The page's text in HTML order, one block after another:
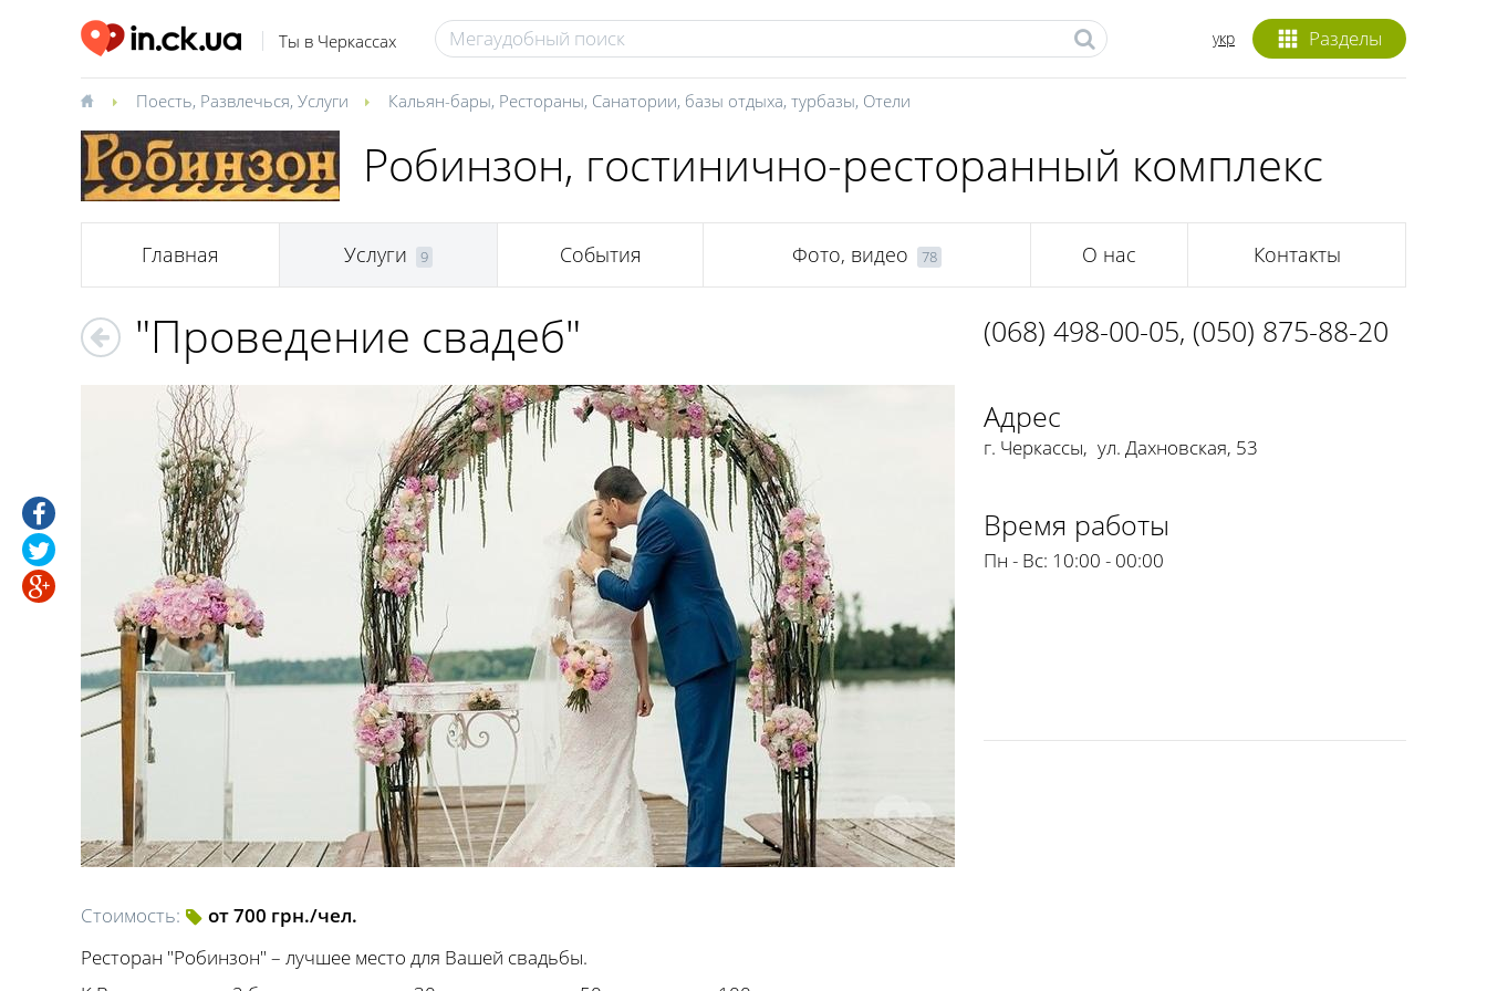
Ты в Черкассах Разделы
укр
Поесть, Развлечься, Услуги Кальян-бары, Рестораны, Санатории, базы отдыха, турбазы, Отели
Робинзон, гостинично-ресторанный комплекс
Главная Услуги 9 События Фото, видео 78 О нас Контакты
"Проведение свадеб"
Стоимость:
от 700 грн./чел.
Ресторан "Робинзон" – лучшее место для Вашей свадьбы.
(068) 498-00-05, (050) 875-88-20
Адрес
г. Черкассы, ул. Дахновская, 53
Время работы
Пн - Вс: 10:00 - 00:00